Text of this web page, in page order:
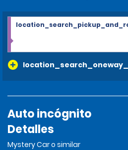
Auto incógnito
Detalles
Mystery Car o similar